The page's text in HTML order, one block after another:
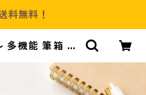
料無料！
多機能 筆箱 フ